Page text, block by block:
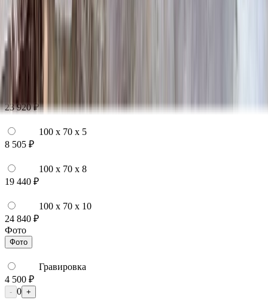
100 x 60 x 5
8 190 ₽
18 720 ₽
23 920 ₽
100 x 70 x 5
8 505 ₽
100 x 70 x 8
19 440 ₽
100 x 70 x 10
24 840 ₽
Фото
Фото
Гравировка
4 500 ₽
- 0 +